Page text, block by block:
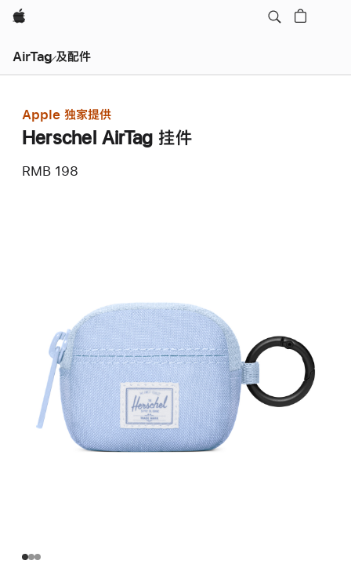
Apple
AirTag 及配件
Apple 独家提供
Herschel AirTag 挂件
RMB 198